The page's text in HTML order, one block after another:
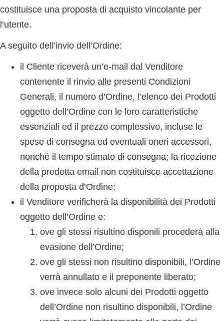
costituisce una proposta di acquisto vincolante per
l’utente.
A seguito dell’invio dell’Ordine:
il Cliente riceverà un’e-mail dal Venditore
contenente il rinvio alle presenti Condizioni
Generali, il numero d’Ordine, l’elenco dei Prodotti
oggetto dell’Ordine con le loro caratteristiche
essenziali ed il prezzo complessivo, incluse le
spese di consegna ed eventuali oneri accessori,
nonché il tempo stimato di consegna; la ricezione
della predetta email non costituisce accettazione
della proposta d’Ordine;
il Venditore verificherà la disponibilità dei Prodotti
oggetto dell’Ordine e:
ove gli stessi risultino disponili procederà alla
evasione dell’Ordine;
ove gli stessi non risultino disponibili, l’Ordine
verrà annullato e il preponente liberato;
ove invece solo alcuni dei Prodotti oggetto
dell’Ordine non risultino disponibili, l’Ordine